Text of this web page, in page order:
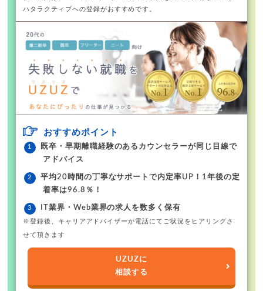
ハタラクティブへの登録がおすすめです。
おすすめポイント
既卒・早期離職経験のあるカウンセラーが同じ目線で
アドバイス
平均20時間の丁寧なサポートで内定率UP！1年後の定
着率は96.8％！
IT業界・Web業界の求人を数多く保有
※登録後、キャリアアドバイザーが電話にてご状況をヒアリングさ
せて頂きます
UZUZに
相談する